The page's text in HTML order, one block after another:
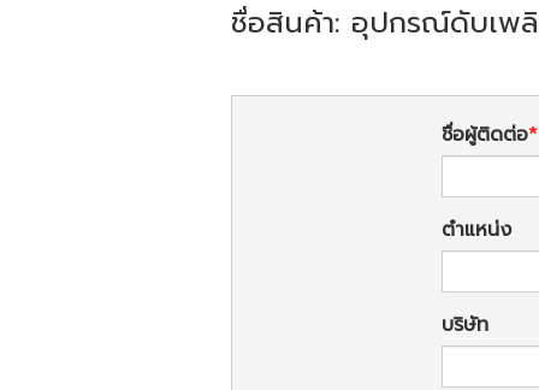
ชื่อสินค้า: อุปกรณ์ดับเพ
ชื่อผู้ติดต่อ
ตำแหน่ง
บริษัท